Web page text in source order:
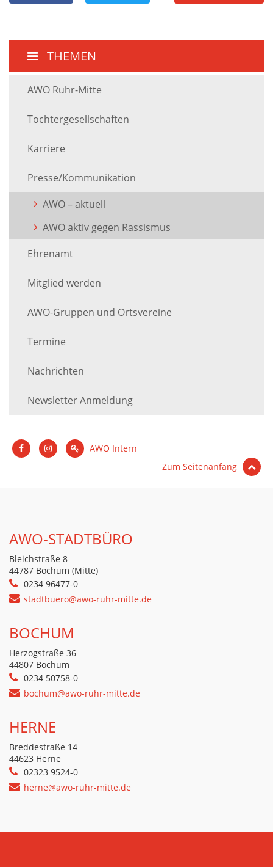
THEMEN
AWO Ruhr-Mitte
Tochtergesellschaften
Karriere
Presse/Kommunikation
AWO – aktuell
AWO aktiv gegen Rassismus
Ehrenamt
Mitglied werden
AWO-Gruppen und Ortsvereine
Termine
Nachrichten
Newsletter Anmeldung
AWO Intern
Zum Seitenanfang
AWO-STADTBÜRO
Bleichstraße 8
44787 Bochum (Mitte)
0234 96477-0
stadtbuero@awo-ruhr-mitte.de
BOCHUM
Herzogstraße 36
44807 Bochum
0234 50758-0
bochum@awo-ruhr-mitte.de
HERNE
Breddestraße 14
44623 Herne
02323 9524-0
herne@awo-ruhr-mitte.de